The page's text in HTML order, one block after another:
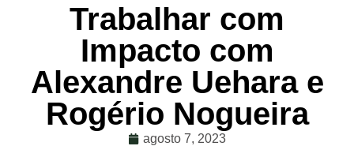
Trabalhar com
Impacto com
Alexandre Uehara e
Rogério Nogueira
agosto 7, 2023